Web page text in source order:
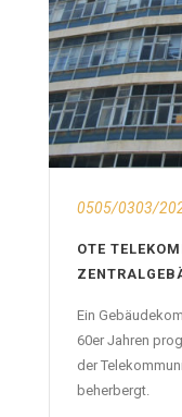
0505/0303/
OTE
Ein
60er Jahren
der
beherbergt.